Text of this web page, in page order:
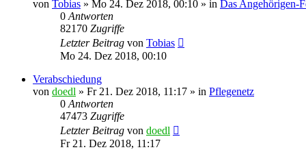
von Tobias » Mo 24. Dez 2018, 00:10 » in Das Angehörigen-
0 Antworten
82170 Zugriffe
Letzter Beitrag von Tobias
Mo 24. Dez 2018, 00:10
Verabschiedung
von doedl » Fr 21. Dez 2018, 11:17 » in Pflegenetz
0 Antworten
47473 Zugriffe
Letzter Beitrag von doedl
Fr 21. Dez 2018, 11:17